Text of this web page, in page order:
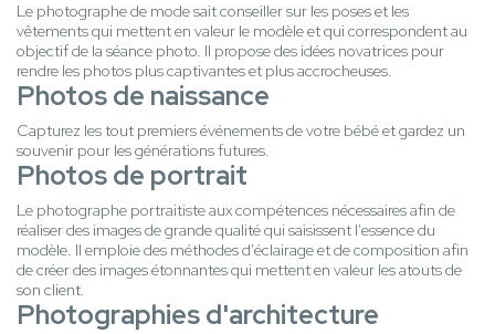
Le photographe de mode sait conseiller sur les poses et les
vêtements qui mettent en valeur le modèle et qui correspondent au
objectif de la séance photo. Il propose des idées novatrices pour
rendre les photos plus captivantes et plus accrocheuses.
Photos de naissance
Capturez les tout premiers événements de votre bébé et gardez un
souvenir pour les générations futures.
Photos de portrait
Le photographe portraitiste aux compétences nécessaires afin de
réaliser des images de grande qualité qui saisissent l'essence du
modèle. Il emploie des méthodes d'éclairage et de composition afin
de créer des images étonnantes qui mettent en valeur les atouts de
son client.
Photographies d'architecture